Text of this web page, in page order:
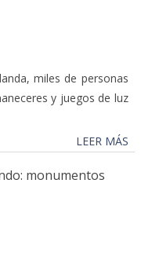
miles de personas
y juegos de luz
LEER MÁS
monumentos